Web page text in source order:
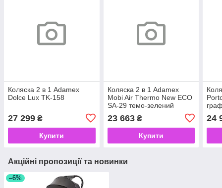
Коляска 2 в 1 Adamex
Dolce Lux TK-158
27 299 ₴
Купити
Коляска 2 в 1 Adamex
Mobi Air Thermo New ECO
SA-29 темо-зелений
23 663₴
Купити
24
Акційні пропозиції та новинки
–6%